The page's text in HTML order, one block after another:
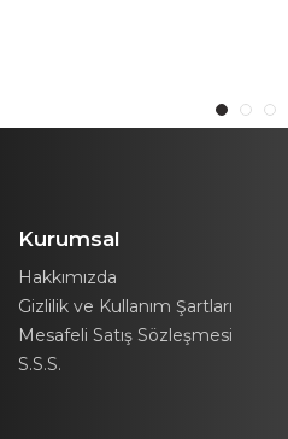
Kurumsal
Hakkımızda
Gizlilik ve Kullanım Şartları
Mesafeli Satış Sözleşmesi
S.S.S.